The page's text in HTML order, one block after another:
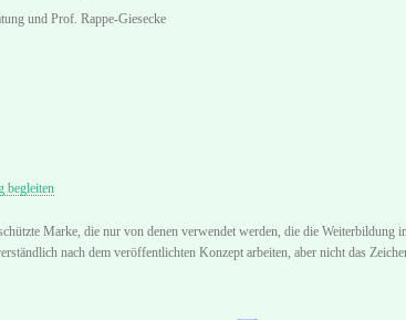
und Prof. Rappe-Giesecke
begleiten
Marke, die nur von denen verwendet werden, die die Weiterbildung
nach dem veröffentlichten Konzept arbeiten, aber nicht das